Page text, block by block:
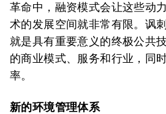
革命中，融资模式会让这些动
术的发展空间就非常有限。讽
就是具有重要意义的终极公共
的商业模式、服务和行业，同
率。
新的环境管理体系